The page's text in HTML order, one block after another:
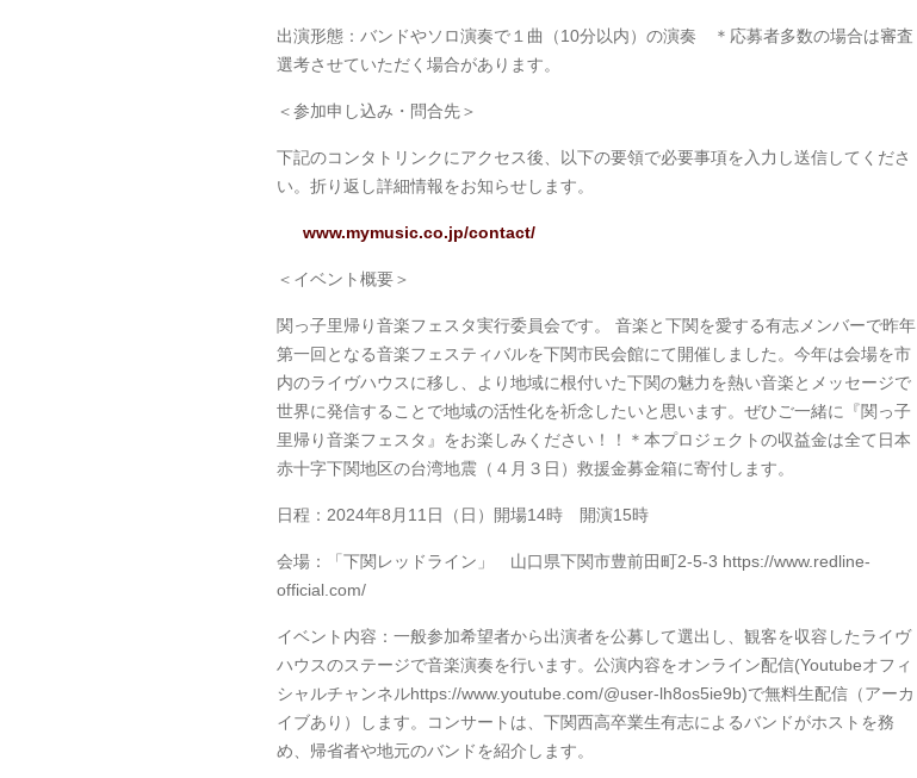
出演形態：バンドやソロ演奏で１曲（10分以内）の演奏 ＊応募者多数の場合は審査
選考させていただく場合があります。
＜参加申し込み・問合先＞
下記のコンタトリンクにアクセス後、以下の要領で必要事項を入力し送信してくださ
い。折り返し詳細情報をお知らせします。
www.mymusic.co.jp/contact/
＜イベント概要＞
関っ子里帰り音楽フェスタ実行委員会です。 音楽と下関を愛する有志メンバーで昨年
第一回となる音楽フェスティバルを下関市民会館にて開催しました。今年は会場を市
内のライヴハウスに移し、より地域に根付いた下関の魅力を熱い音楽とメッセージで
世界に発信することで地域の活性化を祈念したいと思います。ぜひご一緒に『関っ子
里帰り音楽フェスタ』をお楽しみください！！＊本プロジェクトの収益金は全て日本
赤十字下関地区の台湾地震（４月３日）救援金募金箱に寄付します。
日程：2024年8月11日（日）開場14時 開演15時
会場：「下関レッドライン」 山口県下関市豊前田町2-5-3 https://www.redline-
official.com/
イベント内容：一般参加希望者から出演者を公募して選出し、観客を収容したライヴ
ハウスのステージで音楽演奏を行います。公演内容をオンライン配信(Youtubeオフィ
シャルチャンネルhttps://www.youtube.com/@user-lh8os5ie9b)で無料生配信（アーカ
イブあり）します。コンサートは、下関西高卒業生有志によるバンドがホストを務
め、帰省者や地元のバンドを紹介します。